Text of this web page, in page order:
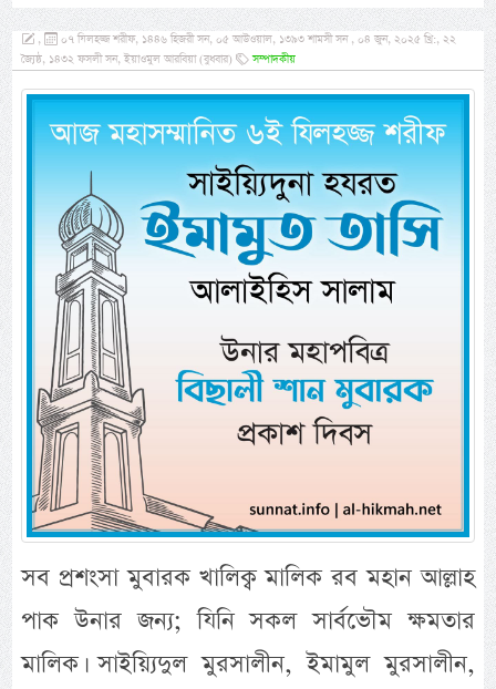
,
০৭ যিলহজ্জ শরীফ, ১৪৪৬ হিজরী সন, ০৫ আউওয়াল, ১৩৯৩ শামসী সন , ০৪ জুন, ২০২৫ খ্রি:, ২২
জ্যৈষ্ঠ, ১৪৩২ ফসলী সন, ইয়াওমুল আরবিয়া (বুধবার)
সম্পাদকীয়
সব প্রশংসা মুবারক খালিক্ব মালিক রব মহান আল্লাহ
পাক উনার জন্য; যিনি সকল সার্বভৌম ক্ষমতার
মালিক। সাইয়্যিদুল মুরসালীন, ইমামুল মুরসালীন,